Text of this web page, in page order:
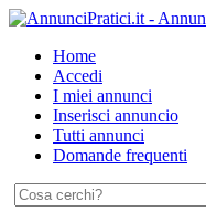
Home
Accedi
I miei annunci
Inserisci annuncio
Tutti annunci
Domande frequenti